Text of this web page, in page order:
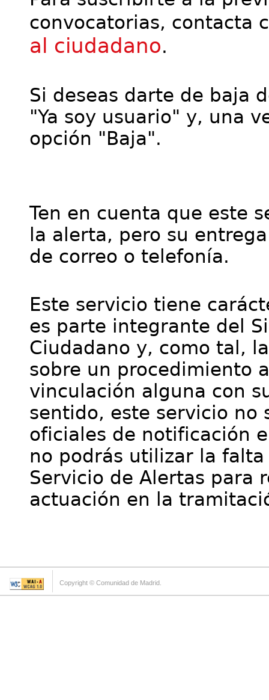
convocatorias, contacta
al ciudadano.
Si deseas darte de baja
"Ya soy usuario" y, una
opción "Baja".
Ten en cuenta que este
la alerta, pero su
de correo o telefonía.
Este servicio tiene
es parte integrante del
Ciudadano y, como tal,
sobre un procedimiento
vinculación alguna con
sentido, este servicio no
oficiales de notificación
no podrás utilizar la
Servicio de Alertas para
actuación en la
Copyright © Comunidad de Madrid.